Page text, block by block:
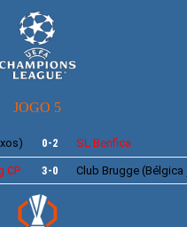
JOGO 5
0-2 SL Benfica
CP 3-0 Club Brugge (Bélgica